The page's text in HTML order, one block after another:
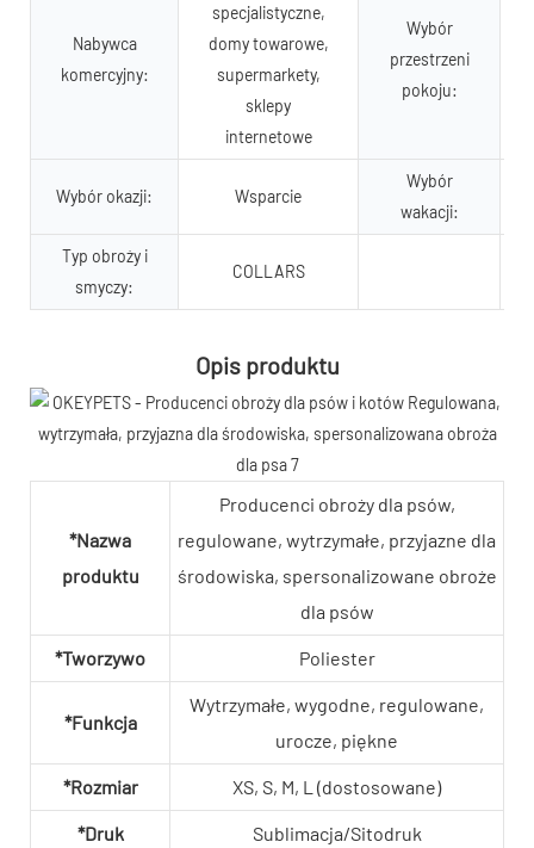
Nabywca
komercyjny:
specjalistyczne,
domy towarowe,
supermarkety,
sklepy
internetowe
Wybór
przestrzeni
pokoju:
Wybór okazji: Wsparcie
Wybór
wakacji:
Typ obroży i
smyczy:
COLLARS
Opis produktu
*Nazwa
produktu
Producenci obroży dla psów,
regulowane, wytrzymałe, przyjazne dla
środowiska, spersonalizowane obroże
dla psów
*Tworzywo Poliester
*Funkcja
Wytrzymałe, wygodne, regulowane,
urocze, piękne
*Rozmiar XS, S, M, L (dostosowane)
*Druk Sublimacja/Sitodruk